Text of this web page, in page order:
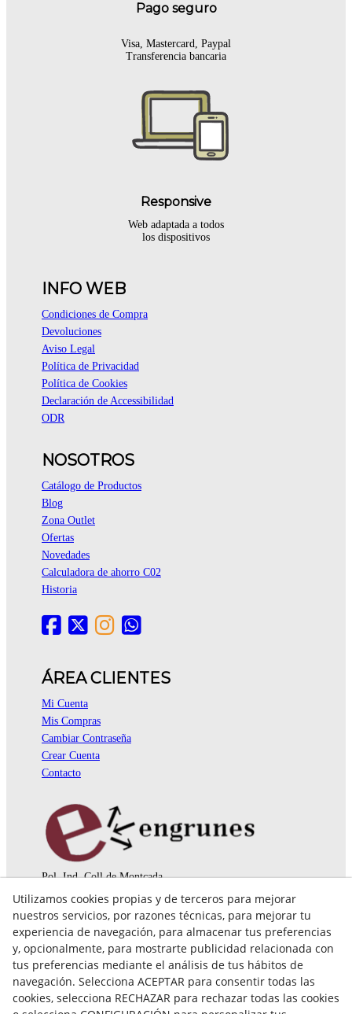
Pago seguro
Visa, Mastercard, Paypal
Transferencia bancaria
Responsive
Web adaptada a todos
los dispositivos
INFO WEB
Condiciones de Compra
Devoluciones
Aviso Legal
Política de Privacidad
Política de Cookies
Declaración de Accessibilidad
ODR
NOSOTROS
Catálogo de Productos
Blog
Zona Outlet
Ofertas
Novedades
Calculadora de ahorro C02
Historia
ÁREA CLIENTES
Mi Cuenta
Mis Compras
Cambiar Contraseña
Crear Cuenta
Contacto
Pol. Ind. Coll de Montcada
08110 Montcada i Reixac (Barcelona)
935 829 999
engrunes@engrunes.org
Utilizamos cookies propias y de terceros para mejorar
nuestros servicios, por razones técnicas, para mejorar tu
experiencia de navegación, para almacenar tus preferencias
y, opcionalmente, para mostrarte publicidad relacionada con
tus preferencias mediante el análisis de tus hábitos de
navegación. Selecciona ACEPTAR para consentir todas las
cookies, selecciona RECHAZAR para rechazar todas las cookies